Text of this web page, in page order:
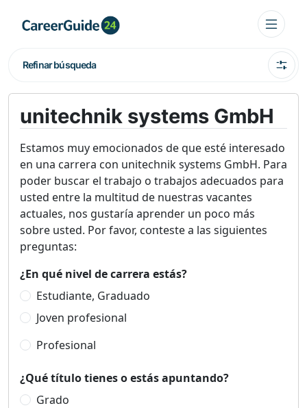
Refinar búsqueda
unitechnik systems GmbH
Estamos muy emocionados de que esté interesado
en una carrera con unitechnik systems GmbH. Para
poder buscar el trabajo o trabajos adecuados para
usted entre la multitud de nuestras vacantes
actuales, nos gustaría aprender un poco más
sobre usted. Por favor, conteste a las siguientes
preguntas:
¿En qué nivel de carrera estás?
Estudiante, Graduado
Joven profesional
Profesional
¿Qué título tienes o estás apuntando?
Grado